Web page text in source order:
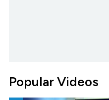
Popular Videos